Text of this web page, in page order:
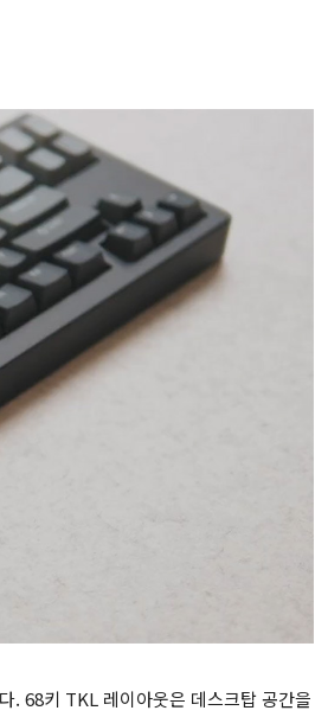
. 68키 TKL 레이아웃은 데스크탑 공간을